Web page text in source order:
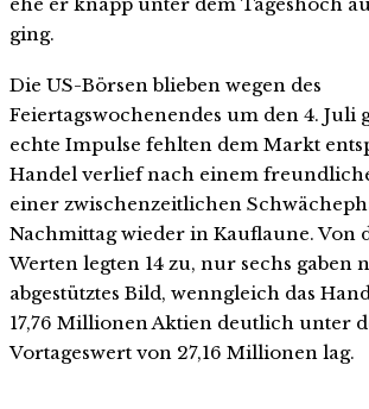
ging.
Die US-Börsen blieben wegen des
Feiertagswochenendes um den 4. Juli
echte Impulse fehlten dem Markt
Handel verlief nach einem
einer zwischenzeitlichen
Nachmittag wieder in Kauflaune. Von
Werten legten 14 zu, nur sechs gaben
abgestütztes Bild, wenngleich das
17,76 Millionen Aktien deutlich unter
Vortageswert von 27,16 Millionen lag.